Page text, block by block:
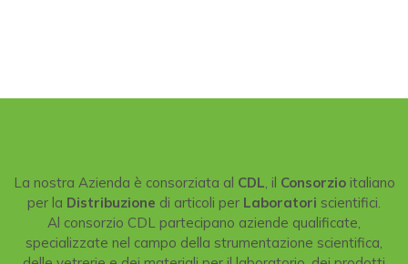
La nostra Azienda è consorziata al CDL , il Consorzioitaliano
per la Distribuzione di articoli per Laboratori scientifici.
Al consorzio CDL partecipano aziende qualificate,
specializzate nel campo della strumentazione scientifica,